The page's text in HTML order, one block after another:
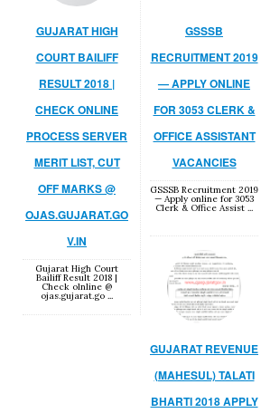
GUJARAT HIGH
COURT BAILIFF
RESULT 2018 |
CHECK ONLINE
PROCESS SERVER
MERIT LIST, CUT
OFF MARKS @
OJAS.GUJARAT.GO
V.IN
Gujarat High Court
Bailiff Result 2018 |
Check olnline @
ojas.gujarat.go ...
GSSSB
RECRUITMENT 2019
— APPLY ONLINE
FOR 3053 CLERK &
OFFICE ASSISTANT
VACANCIES
GSSSB Recruitment 2019
— Apply online for 3053
Clerk & Office Assist ...
GUJARAT REVENUE
(MAHESUL) TALATI
BHARTI 2018 APPLY